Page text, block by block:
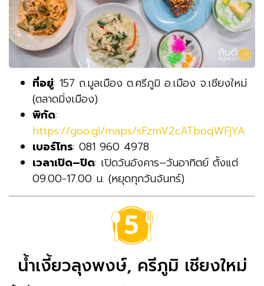
ที่อยู่: 157 ถ.มูลเมือง ต.ศรีภูมิ อ.เมือง จ.เชียงใหม่
(ตลาดมิ่งเมือง)
พิกัด:
https://goo.gl/maps/sFzmV2cATboqWFjYA
เบอร์โทร: 081 960 4978
เวลาเปิด–ปิด: เปิดวันอังคาร–วันอาทิตย์ ตั้งแต่
09.00-17.00 น. (หยุดทุกวันจันทร์)
น้ำเงี้ยวลุงพงษ์, ครีภูมิ เชียงใหม่